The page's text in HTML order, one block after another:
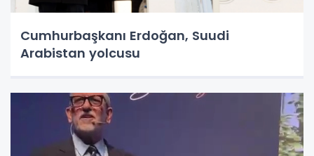
Cumhurbaşkanı Erdoğan, Suudi
Arabistan yolcusu